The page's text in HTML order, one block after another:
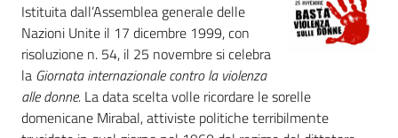
Casa
Piani
Archivio
Istituita dall’Assemblea generale delle
Nazioni Unite il 17 dicembre 1999, con
risoluzione n. 54, il 25 novembre si celebra
la Giornata internazionale contro la violenza
alle donne. La data scelta volle ricordare le sorelle
domenicane Mirabal, attiviste politiche terribilmente